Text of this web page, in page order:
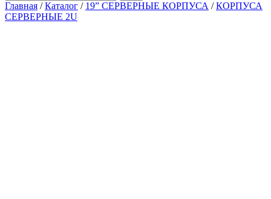
Главная /Каталог / 19” СЕРВЕРНЫЕ КОРПУСА /КОРПУСА
СЕРВЕРНЫЕ 2U